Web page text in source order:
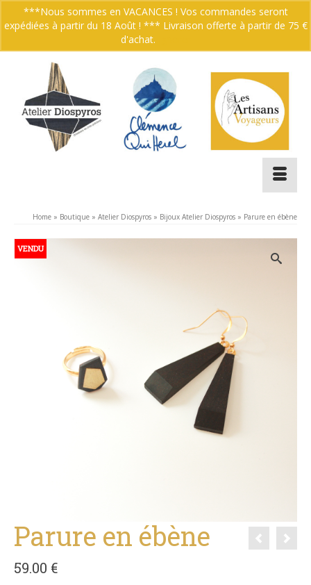
Votre panier 0.00€
Home » Boutique » Atelier Diospyros » Bijoux Atelier Diospyros » Parure en ébène
VENDU
Parure en ébène
59.00 €
***Nous sommes en VACANCES ! Vos commandes seront
expédiées à partir du 18 Août ! *** Livraison offerte à partir de 75 €
d'achat.